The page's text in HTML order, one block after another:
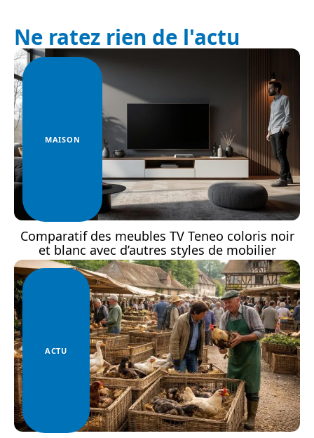
Ne ratez rien de l'actu
MAISON
Comparatif des meubles TV Teneo coloris noir
et blanc avec d’autres styles de mobilier
ACTU